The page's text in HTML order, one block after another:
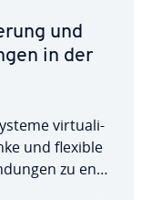
und
in der
vir­tua­li­
und flexible
zu ent­